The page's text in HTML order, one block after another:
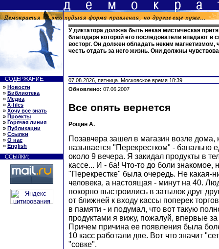
У диктатора должна быть некая мистическая
благодаря которой его последователи впадают в
восторг. Он должен обладать неким магнетизмом,
честь отдать за него жизнь. Они должны
СОДЕРЖАНИЕ:
» Новости
» Библиотека
» Медиа
» X-files
» Хочу все знать
» Проекты
» Горячая линия
» Публикации
» Ссылки
» О нас
» English
ССЫЛКИ:
07.08.2026, пятница. Московское время 18:39
Обновлено: 07.06.2007
Все опять вернется
Рощин А.
Позавчера зашел в магазин возле дома,
называется "Перекрестком" - банально
около 9 вечера. Я закидал продукты в
кассе... И - ба! Что-то до боли знакомое,
"Перекрестке" была очередь. Не какая-
человека, а настоящая - минут на 40.
покорно выстроились в затылок друг
от ближней к входу кассы поперек
в памяти - и подумал, что вот такую
продуктами я вижу, пожалуй, впервые за
Причем причина ее появления была
10 касс работали две. Вот что значит
"совке".